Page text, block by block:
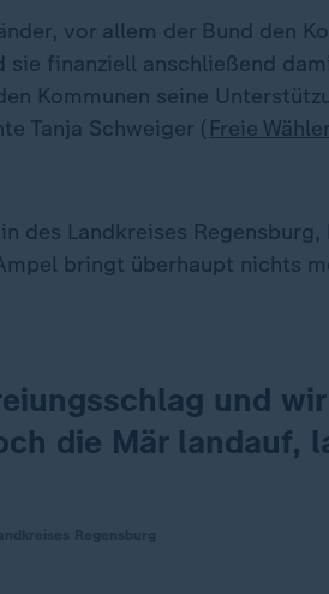
vor allem der Bund den
sie finanziell anschließend
Kommunen seine
Tanja Schweiger ( Freie
des Landkreises Regensburg,
bringt überhaupt nichts
und
die Mär landauf,